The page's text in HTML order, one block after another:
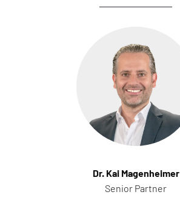
Dr. Kai Magenheimer
Senior Partner